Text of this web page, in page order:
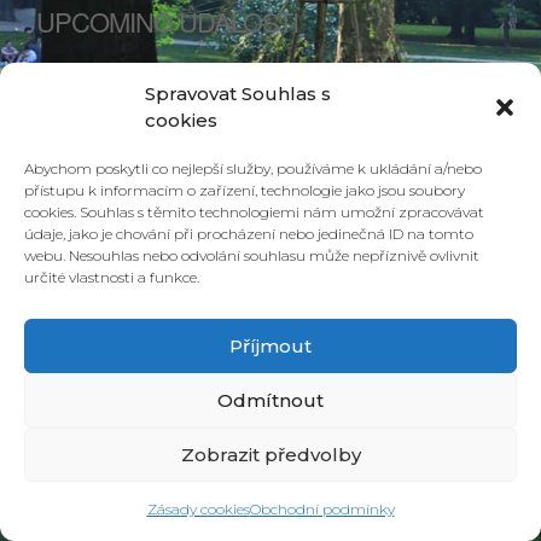
Spravovat Souhlas s
cookies
Abychom poskytli co nejlepší služby, používáme k ukládání a/nebo
přístupu k informacím o zařízení, technologie jako jsou soubory
cookies. Souhlas s těmito technologiemi nám umožní zpracovávat
údaje, jako je chování při procházení nebo jedinečná ID na tomto
webu. Nesouhlas nebo odvolání souhlasu může nepříznivě ovlivnit
určité vlastnosti a funkce.
Příjmout
Odmítnout
Zobrazit předvolby
Zásady cookiesObchodní podmínky
UPCOMING UDÁLOSTI
© 2026 PONAVA CAFÉ & RESTAURANT |ZÁSADY COOKIES